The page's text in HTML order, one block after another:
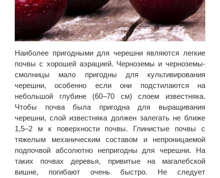
Наиболее пригодными для черешни являются легкие
почвы с хорошей аэрацией. Черноземы и черноземы-
смолницы мало пригодны для культивирования
черешни, особенно если они подстилаются на
небольшой глубине (60–70 см) слоем известняка.
Чтобы почва была пригодна для выращивания
черешни, слой известняка должен залегать не ближе
1,5–2 м к поверхности почвы. Глинистые почвы с
тяжелым механическим составом и непроницаемой
подпочвой абсолютно непригодны для черешни. На
таких почвах деревья, привитые на магалебской
вишне, погибают очень быстро. Не следует